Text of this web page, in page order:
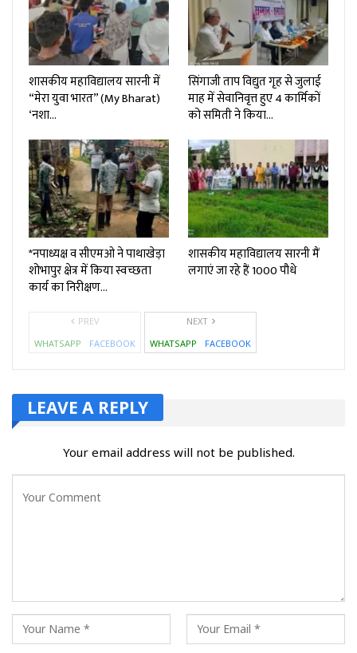
शासकीय महाविद्यालय सारनी में
“मेरा युवा भारत” (My Bharat)
‘नशा…
सिंगाजी ताप विद्युत गृह से जुलाई
माह में सेवानिवृत्त हुए 4 कार्मिकों
को समिती ने किया…
*नपाध्यक्ष व सीएमओ ने पाथाखेड़ा
शोभापुर क्षेत्र में किया स्वच्छता
कार्य का निरीक्षण…
शासकीय महाविद्यालय सारनी मैं
लगाएं जा रहे हैं 1000 पौधे
PREV
WHATSAPP
FACEBOOK
NEXT
WHATSAPP
FACEBOOK
LEAVE A REPLY
Your email address will not be published.